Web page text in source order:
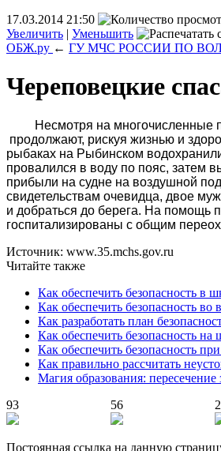
17.03.2014 21:50
Увеличить | Уменьшить
ОБЖ.ру ← ГУ МЧС РОССИИ ПО
Череповецкие
Несмотря на многочисленные
продолжают, рискуя жизнью и
рыбаках на Рыбинском
провалился в воду по пояс, затем
прибыли на судне на воздушной
свидетельствам очевидца, двое
и добраться до берега. На помощь
госпитализированы с общим
Источник: www.35.mchs.gov.ru
Читайте также
Как обеспечить безопасность в
Как обеспечить безопасность во
Как разработать план
Как обеспечить безопасность на
Как обеспечить безопасность
Как правильно рассчитать
Магия образования: пересечение
93
56
Постоянная ссылка на данную